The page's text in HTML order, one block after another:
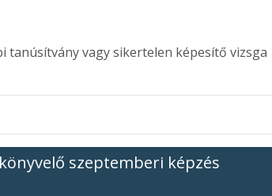
tanúsítvány vagy sikertelen képesítő vizsga
szeptemberi képzés